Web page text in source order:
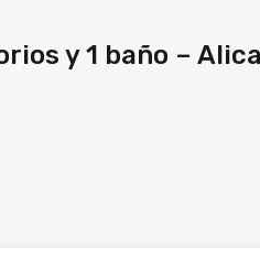
y 1 baño –